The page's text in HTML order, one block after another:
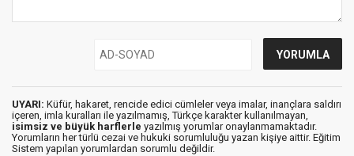
UYARI: Küfür, hakaret, rencide edici cümleler veya imalar, inançlara saldırı
içeren, imla kuralları ile yazılmamış, Türkçe karakter kullanılmayan,
isimsiz ve büyük harflerle yazılmış yorumlar onaylanmamaktadır.
Yorumların her türlü cezai ve hukuki sorumluluğu yazan kişiye aittir. Eğitim
Sistem yapılan yorumlardan sorumlu değildir.